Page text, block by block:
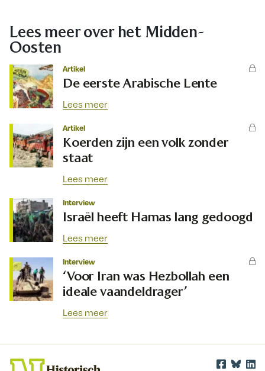
Lees meer over het Midden-
Oosten
Artikel
De eerste Arabische Lente
Lees meer
Artikel
Koerden zijn een volk zonder
staat
Lees meer
Interview
Israël heeft Hamas lang gedoogd
Lees meer
Interview
‘Voor Iran was Hezbollah een
ideale vaandeldrager’
Lees meer